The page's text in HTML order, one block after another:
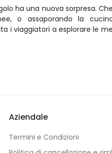
ha una nuova sorpresa.
o assaporando la
i viaggiatori a esplorare le
Aziendale
Termini e Condizioni